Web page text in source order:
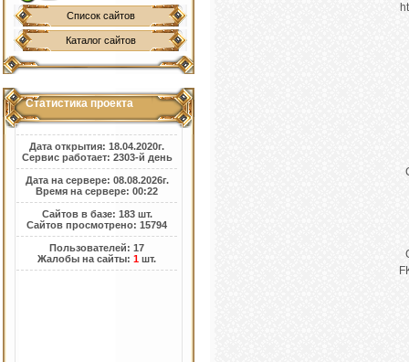
Список сайтов
Каталог сайтов
Статистика проекта
Дата открытия: 18.04.2020г.
Сервис работает: 2303-й день
Дата на сервере: 08.08.2026г.
Время на сервере: 00:22
Сайтов в базе: 183 шт.
Сайтов просмотрено: 15794
Пользователей: 17
Жалобы на сайты:1 шт.